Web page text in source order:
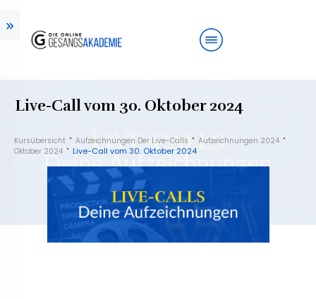
Live-Call vom 30. Oktober 2024
Kursübersicht Aufzeichnungen Der Live-Calls
Aufzeichnungen 2024
Oktober 2024
Live-Call vom 30. Oktober 2024